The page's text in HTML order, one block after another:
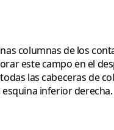
columnas de los
este campoen el
las cabeceras de
inferior derecha.